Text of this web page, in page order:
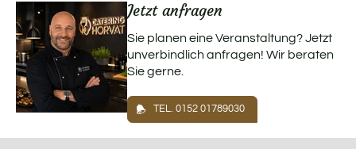
Jetzt anfragen
Sie planen eine Veranstaltung? Jetzt
unverbindlich anfragen! Wir beraten
Sie gerne.
TEL. 0152 01789030